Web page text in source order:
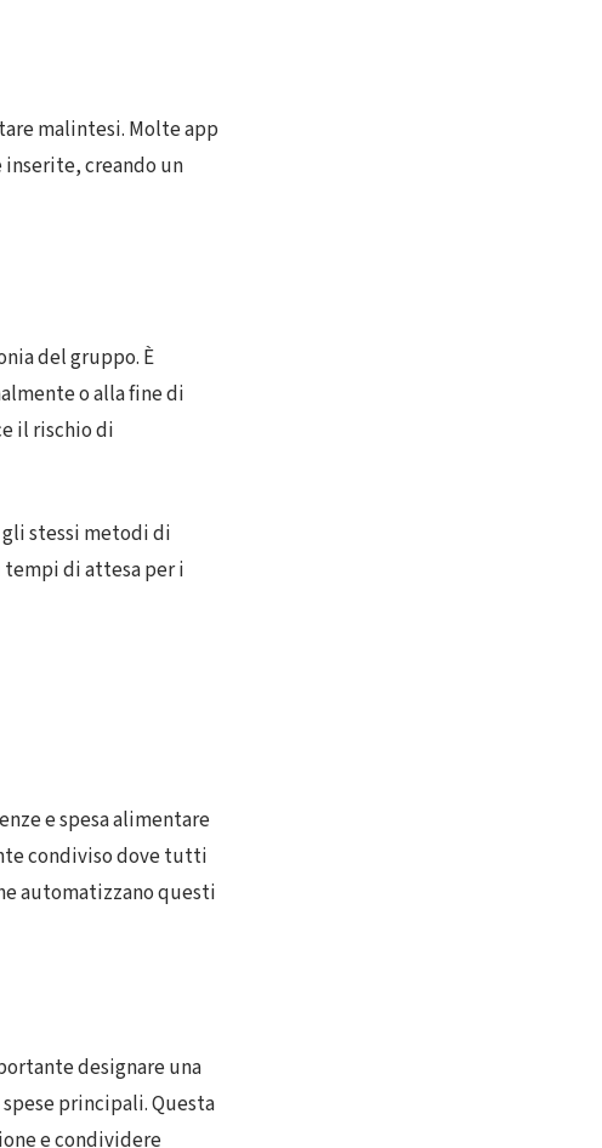
malintesi. Molte app
creando un
del gruppo. È
o alla fine di
il rischio di
stessi metodi di
di attesa per i
e spesa alimentare
condiviso dove tutti
automatizzano questi
designare una
principali. Questa
e condividere